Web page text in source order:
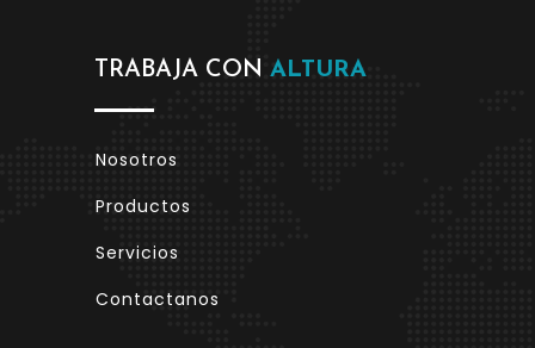
TRABAJA CON ALTURA
Nosotros
Productos
Servicios
Contactanos